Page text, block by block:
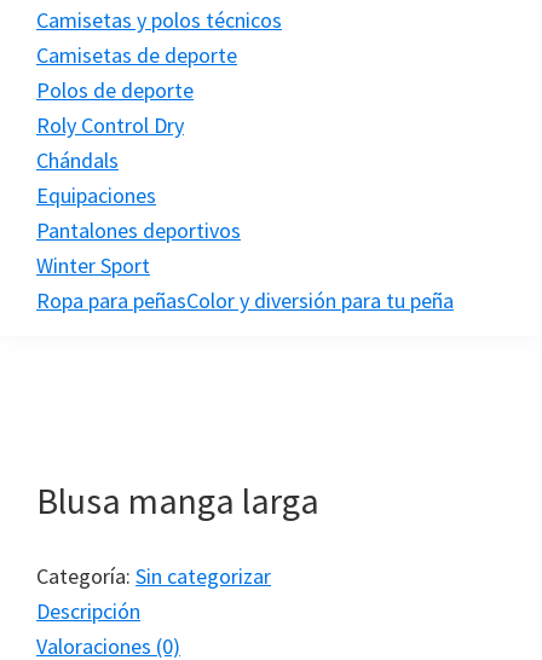
Camisetas y polos técnicos
Camisetas de deporte
Polos de deporte
Roly Control Dry
Chándals
Equipaciones
Pantalones deportivos
Winter Sport
Ropa para peñasColor y diversión para tu peña
Blusa manga larga
Categoría: Sin categorizar
Descripción
Valoraciones (0)